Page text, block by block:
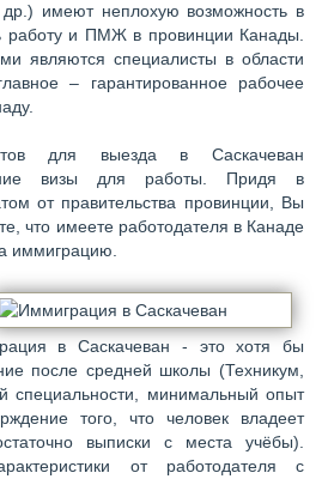
др.) имеют неплохую возможность в
работу и ПМЖ в провинции Канады.
являются специалисты в области
– гарантированное рабочее
для выезда в Саскачеван
визы для работы. Придя в
от правительства провинции, Вы
что имеете работодателя в Канаде
иммиграцию.
в Саскачеван - это хотя бы
после средней школы (Техникум,
минимальный опыт
того, что человек владеет
выписки с места учёбы).
от работодателя с